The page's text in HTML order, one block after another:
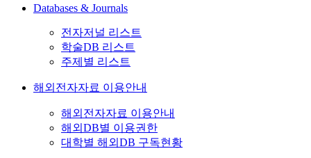
Databases & Journals
전자저널 리스트
학술DB 리스트
주제별 리스트
해외전자자료 이용안내
해외전자자료 이용안내
해외DB별 이용권한
대학별 해외DB 구독현황